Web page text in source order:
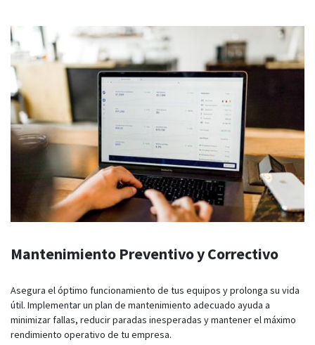
Mantenimiento Preventivo y Correctivo
Asegura el óptimo funcionamiento de tus equipos y prolonga su vida
útil. Implementar un plan de mantenimiento adecuado ayuda a
minimizar fallas, reducir paradas inesperadas y mantener el máximo
rendimiento operativo de tu empresa.